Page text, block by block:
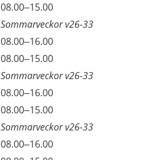
08.00–15.00
Sommarveckor v26-33
08.00–16.00
08.00–15.00
Sommarveckor v26-33
08.00–16.00
08.00–15.00
Sommarveckor v26-33
08.00–16.00